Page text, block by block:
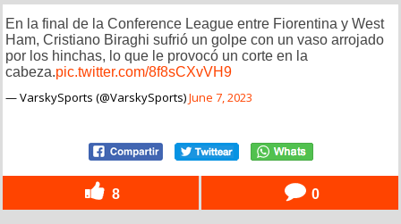
En la final de la Conference League entre Fiorentina y West
Ham, Cristiano Biraghi sufrió un golpe con un vaso arrojado
por los hinchas, lo que le provocó un corte en la
cabeza.pic.twitter.com/8f8sCXvVH9
— VarskySports (@VarskySports)June 7, 2023
8 0